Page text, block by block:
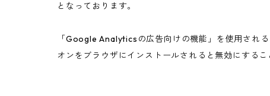
となっております。
「Google Analyticsの広告向けの機能」を使用され
オンをブラウザにインストールされると無効にするこ